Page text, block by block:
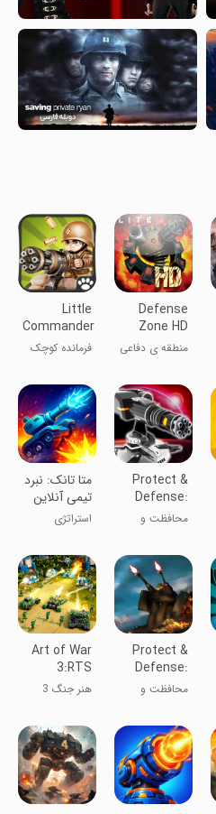
Defense
Zone HD
Lite
منطقه ی دفاعی
Little
Commander
- WWII TD
فرمانده کوچک
Protect &
Defense:
Tower
محافظت و
برج
‏متا تانک: نبرد
تیمی آنلاین
استراتژی
Protect &
Defense:
Tank
محافظت و
تانک
Art of War
3:RTS
strategy
game
هنر جنگ 3